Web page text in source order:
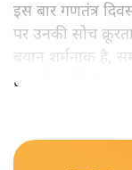
इस बार गणतंत्र
पर उनकी सोच
बयान शर्मनाक है,
हत्याएं उनकी 'रूल-